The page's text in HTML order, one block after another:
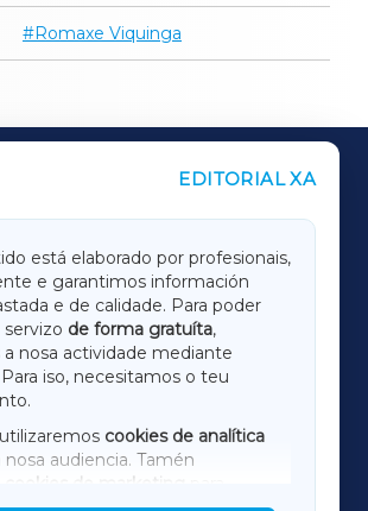
Romaxe Viquinga
EDITORIAL XA
está elaborado por profesionais,
e garantimos información
e de calidade. Para poder
de forma gratuíta,
nosa actividade mediante
iso, necesitamos o teu
cookies de analítica
nosa audiencia. Tamén
cookies de marketing
LUGOXA
TERRACHAXA
AMARIÑAXA